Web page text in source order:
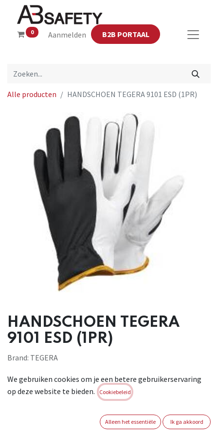
0 Aanmelden B2B PORTAAL
Alle producten HANDSCHOEN TEGERA 9101 ESD (1PR)
HANDSCHOEN TEGERA
9101 ESD (1PR)
Brand: TEGERA
Login of registreer om verder te
gaan
We gebruiken cookies om je een betere gebruikerservaring
op deze website te bieden.
Cookiebeleid
Alleen het essentiële Ik ga akkoord